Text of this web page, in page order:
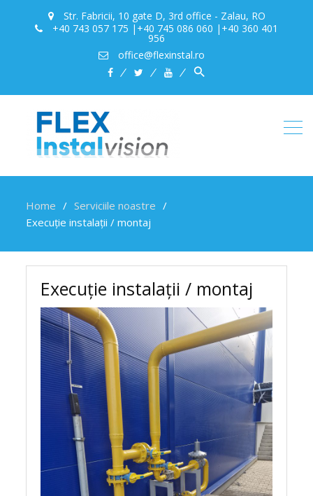
Str. Fabricii, 10 gate D, 3rd office - Zalau, RO
+40 743 057 175 |+40 745 086 060 |+40 360 401
956
office@flexinstal.ro
facebooktwitteryoutube
Search
Search Button
Home
Serviciile noastre
Execuție instalații / montaj
Execuție instalații / montaj